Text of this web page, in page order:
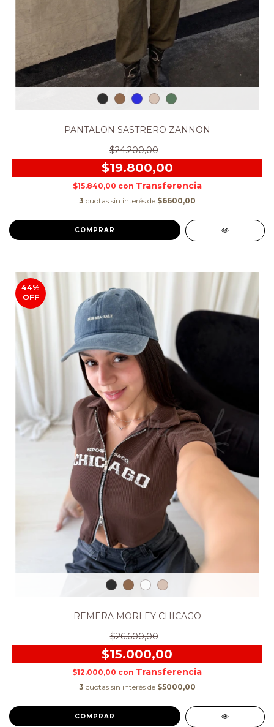
PANTALON SASTRERO ZANNON
$24.200,00
$19.800,00
$15.840,00 con
3 cuotas sin interés de $6600,00
COMPRAR
44%
OFF
REMERA MORLEY CHICAGO
$26.600,00
$15.000,00
$12.000,00 con
3 cuotas sin interés de $5000,00
COMPRAR